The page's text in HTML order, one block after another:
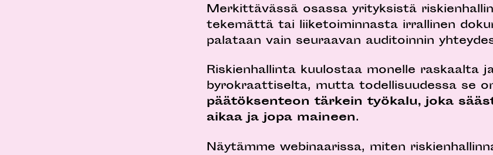
Merkittävässä osassa yrityksistä
tekemättä tai liiketoiminnasta irrallinen
palataan vain seuraavan auditoinnin
Riskienhallinta kuulostaa monelle raskaalta
byrokraattiselta, mutta todellisuudessa se
päätöksenteon tärkein työkalu, joka
aikaa ja jopa maineen.
Näytämme webinaarissa, miten